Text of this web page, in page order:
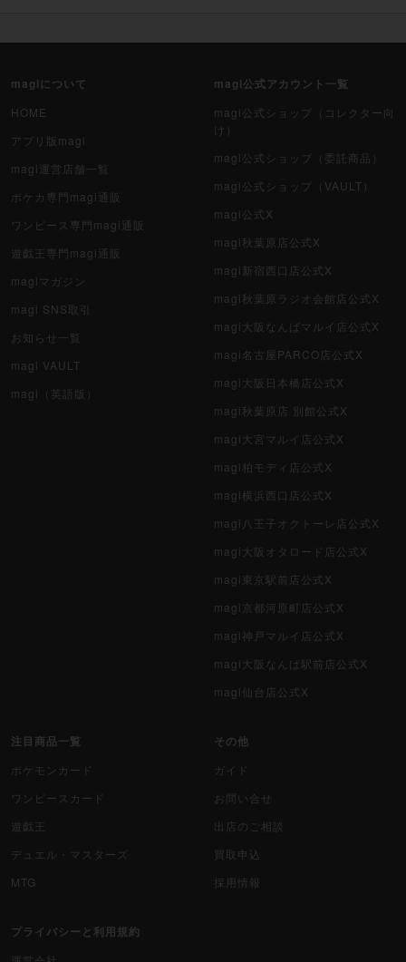
magiについて
HOME
アプリ版magi
magi運営店舗一覧
ポケカ専門magi通販
ワンピース専門magi通販
遊戯王専門magi通販
magiマガジン
magi SNS取引
お知らせ一覧
magi VAULT
magi（英語版）
magi公式アカウント一覧
magi公式ショップ（コレクター向
け）
magi公式ショップ（委託商品）
magi公式ショップ（VAULT）
magi公式X
magi秋葉原店公式X
magi新宿西口店公式X
magi秋葉原ラジオ会館店公式X
magi大阪なんばマルイ店公式X
magi名古屋PARCO店公式X
magi大阪日本橋店公式X
magi秋葉原店 別館公式X
magi大宮マルイ店公式X
magi柏モディ店公式X
magi横浜西口店公式X
magi八王子オクトーレ店公式X
magi大阪オタロード店公式X
magi東京駅前店公式X
magi京都河原町店公式X
magi神戸マルイ店公式X
magi大阪なんば駅前店公式X
magi仙台店公式X
注目商品一覧
ポケモンカード
ワンピースカード
遊戯王
デュエル・マスターズ
MTG
その他
ガイド
お問い合せ
出店のご相談
買取申込
採用情報
プライバシーと利用規約